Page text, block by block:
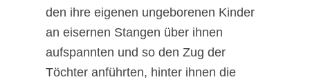
den ihre eigenen ungeborenen Kinder
an eisernen Stangen über ihnen
aufspannten und so den Zug der
Töchter anführten, hinter ihnen die